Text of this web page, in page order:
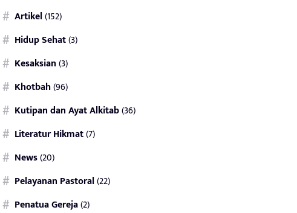
Artikel(152)
Hidup Sehat(3)
Kesaksian(3)
Khotbah(96)
Kutipan dan Ayat Alkitab(36)
Literatur Hikmat(7)
News(20)
Pelayanan Pastoral(22)
Penatua Gereja(2)